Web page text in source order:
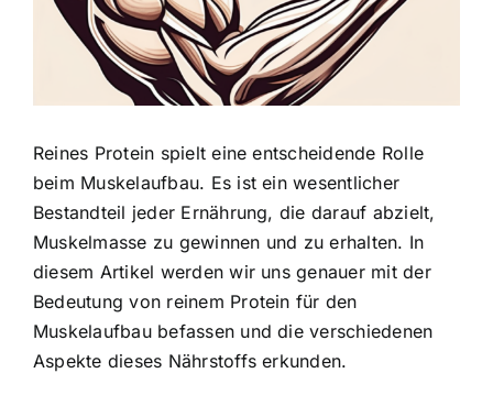
Reines Protein spielt eine entscheidende Rolle
beim Muskelaufbau. Es ist ein wesentlicher
Bestandteil jeder Ernährung, die darauf abzielt,
Muskelmasse zu gewinnen und zu erhalten. In
diesem Artikel werden wir uns genauer mit der
Bedeutung von reinem Protein für den
Muskelaufbau befassen und die verschiedenen
Aspekte dieses Nährstoffs erkunden.